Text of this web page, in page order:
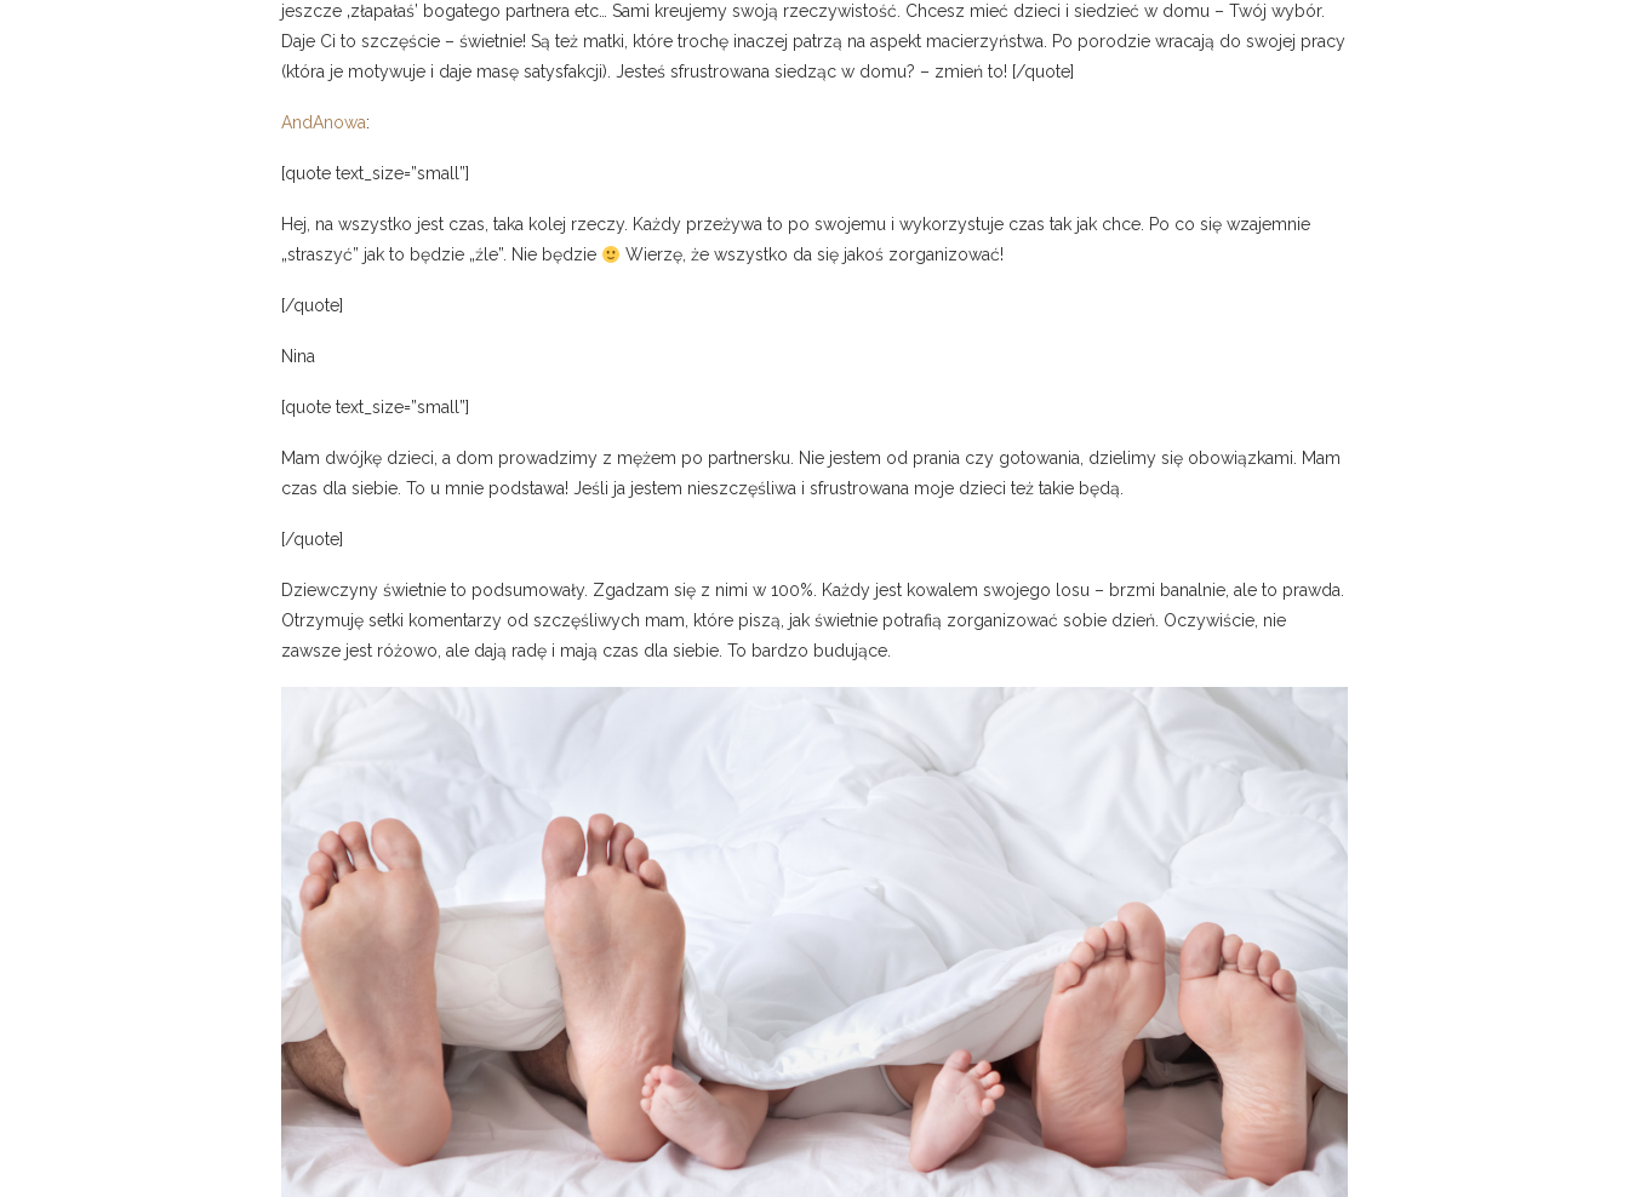
jeszcze ‚złapałaś’ bogatego partnera etc… Sami kreujemy swoją rzeczywistość. Chcesz mieć dzieci i siedzieć w domu – Twój wybór.
Daje Ci to szczęście – świetnie! Są też matki, które trochę inaczej patrzą na aspekt macierzyństwa. Po porodzie wracają do swojej pracy
(która je motywuje i daje masę satysfakcji). Jesteś sfrustrowana siedząc w domu? – zmień to! [/quote]
AndAnowa:
[quote text_size=”small”]
Hej, na wszystko jest czas, taka kolej rzeczy. Każdy przeżywa to po swojemu i wykorzystuje czas tak jak chce. Po co się wzajemnie
„straszyć” jak to będzie „źle”. Nie będzie
Wierzę, że wszystko da się jakoś zorganizować!
[/quote]
Nina
[quote text_size=”small”]
Mam dwójkę dzieci, a dom prowadzimy z mężem po partnersku. Nie jestem od prania czy gotowania, dzielimy się obowiązkami. Mam
czas dla siebie. To u mnie podstawa! Jeśli ja jestem nieszczęśliwa i sfrustrowana moje dzieci też takie będą.
[/quote]
Dziewczyny świetnie to podsumowały. Zgadzam się z nimi w 100%. Każdy jest kowalem swojego losu – brzmi banalnie, ale to prawda.
Otrzymuję setki komentarzy od szczęśliwych mam, które piszą, jak świetnie potrafią zorganizować sobie dzień. Oczywiście, nie
zawsze jest różowo, ale dają radę i mają czas dla siebie. To bardzo budujące.